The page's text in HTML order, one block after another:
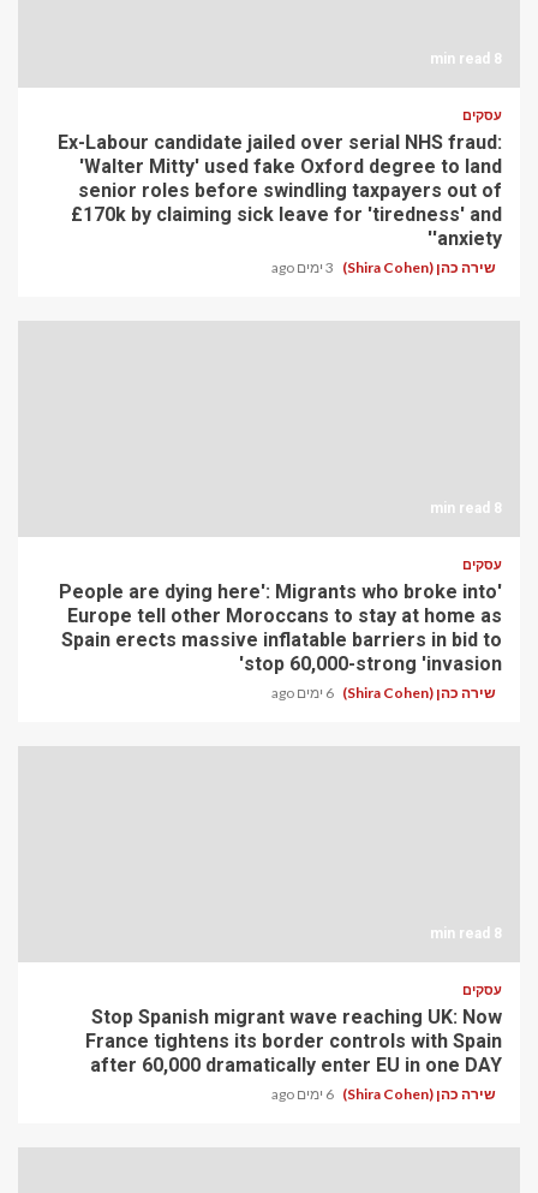
8 min read
עסקים
Ex-Labour candidate jailed over serial NHS fraud:
'Walter Mitty' used fake Oxford degree to land
senior roles before swindling taxpayers out of
£170k by claiming sick leave for 'tiredness' and
'anxiety'
שירה כהן (Shira Cohen) 3 ימים ago
8 min read
עסקים
'People are dying here': Migrants who broke into
Europe tell other Moroccans to stay at home as
Spain erects massive inflatable barriers in bid to
stop 60,000-strong 'invasion'
שירה כהן (Shira Cohen) 6 ימים ago
8 min read
עסקים
Stop Spanish migrant wave reaching UK: Now
France tightens its border controls with Spain
after 60,000 dramatically enter EU in one DAY
שירה כהן (Shira Cohen) 6 ימים ago